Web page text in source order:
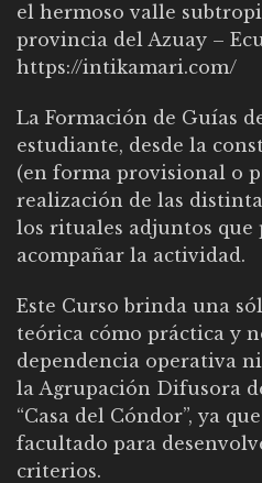
el hermoso valle
provincia del Azuay –
https://intikamari.com/
La Formación de Guías
estudiante, desde la
(en forma provisional o
realización de las
los rituales adjuntos que
acompañar la actividad.
Este Curso brinda una
teórica cómo práctica y
dependencia operativa
la Agrupación Difusora
“Casa del Cóndor”, ya
facultado para
criterios.